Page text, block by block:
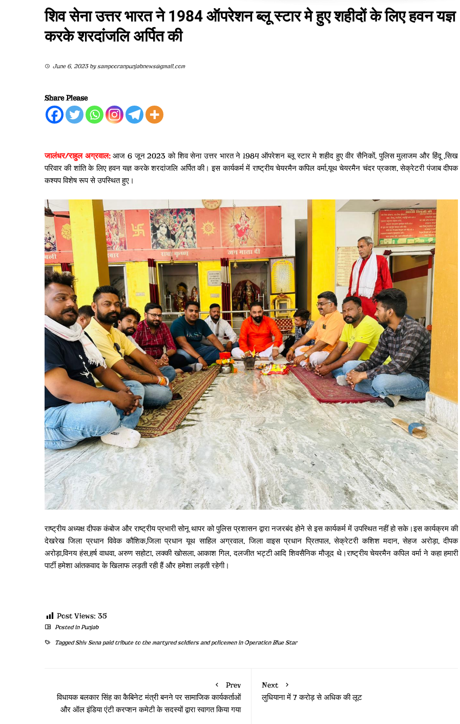
शिव सेना उत्तर भारत ने 1984 ऑपरेशन ब्लू स्टार मे हुए शहीदों के लिए हवन यज्ञ
करके शरदांजलि अर्पित की
June 6, 2023bysampooranpunjabnews@gmail.com
Share Please
जालंधर/राहुल अग्रवाल:आज 6 जून 2023 को शिव सेना उत्तर भारत ने 1984 ऑपरेशन ब्लू स्टार मे शहीद हुए वीर सैनिकों, पुलिस मुलाजम और हिंदू ,सिख
परिवार की शांति के लिए हवन यज्ञ करके शरदांजलि अर्पित की। इस कार्यकर्म में राष्ट्रीय चेयरमैन कपिल वर्मा,यूथ चेयरमैन चंदर प्रकाश, सेक्रेटरी पंजाब दीपक
कश्यप विशेष रूप से उपस्थित हुए।
राष्ट्रीय अध्यक्ष दीपक कंबोज और राष्ट्रीय प्रभारी सोनू थापर को पुलिस प्रशासन द्वारा नजरबंद होने से इस कार्यकर्म में उपस्थित नहीं हो सके।इस कार्यक्रम की
देखरेख जिला प्रधान विवेक कौशिक,जिला प्रधान यूथ साहिल अग्रवाल, जिला वाइस प्रधान प्रितपाल, सेक्रेटरी कशिश मदान, सेहज अरोड़ा, दीपक
अरोड़ा,विनय हंस,हर्ष वाधवा, अरुण सहोटा, लक्की खोसला, आकाश गिल, दलजीत भट्टी आदि शिवसैनिक मौजूद थे।राष्ट्रीय चेयरमैन कपिल वर्मा ने कहा हमारी
पार्टी हमेशा आंतकवाद के खिलाफ लड़ती रही हैं और हमेशा लड़ती रहेगी।
Post Views: 35
Posted inPunjab
TaggedShiv Sena paid tribute to the martyred soldiers and policemen in Operation Blue Star
Prev
विधायक बलकार सिंह का कैबिनेट मंत्री बनने पर सामाजिक कार्यकर्ताओं
और ऑल इंडिया एंटी करप्शन कमेटी के सदस्यों द्वारा स्वागत किया गया
Next
लुधियाना में 7 करोड़ से अधिक की लूट